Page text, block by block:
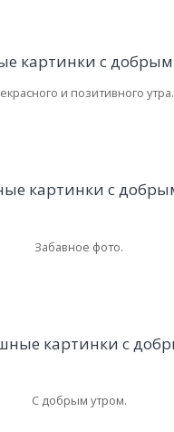
и позитивного утра.
Забавное фото.
С добрым утром.